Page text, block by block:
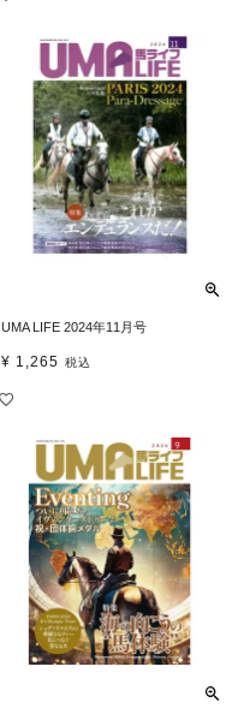
UMA LIFE 2024年11月号
¥ 1,265 税込